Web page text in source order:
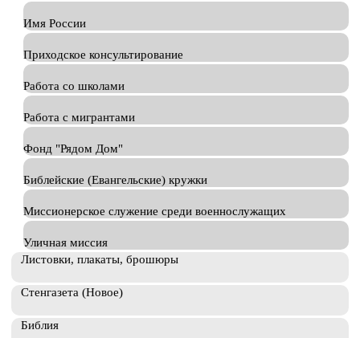
Имя России
Приходское консультирование
Работа со школами
Работа с мигрантами
Фонд "Рядом Дом"
Библейские (Евангельские) кружки
Миссионерское служение среди военнослужащих
Уличная миссия
Листовки, плакаты, брошюры
Стенгазета (Новое)
Библия